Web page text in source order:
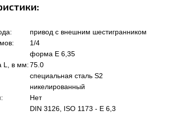
привод с внешним шестигранником
1/4
форма Е 6,35
L, в мм:75.0
специальная сталь S2
никелированный
Нет
DIN 3126, ISO 1173 - E 6,3